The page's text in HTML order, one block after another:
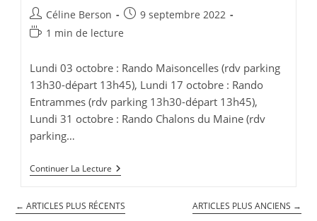
Auteur/autrice
de
Céline Berson
Publication
9 septembre 2022
Temps
lecture :
1 min de lecture
Lundi 03 octobre : Rando Maisoncelles (rdv parking
13h30-départ 13h45), Lundi 17 octobre : Rando
Entrammes (rdv parking 13h30-départ 13h45),
Lundi 31 octobre : Rando Chalons du Maine (rdv
parking…
Continuer La Lecture Les
Randonnées
Club
De
← ARTICLES PLUS RÉCENTS ARTICLES PLUS ANCIENS →